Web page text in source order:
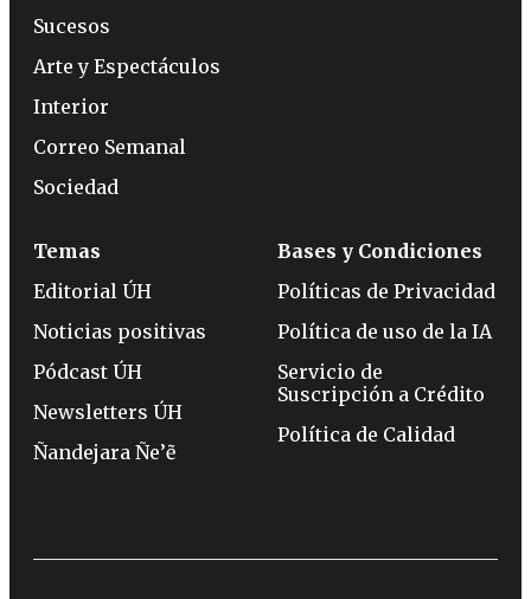
Sucesos
Arte y Espectáculos
Interior
Correo Semanal
Sociedad
Temas
Editorial ÚH
Noticias positivas
Pódcast ÚH
Newsletters ÚH
Ñandejara Ñe’ẽ
Bases y Condiciones
Políticas de Privacidad
Política de uso de la IA
Servicio de
Suscripción a Crédito
Política de Calidad